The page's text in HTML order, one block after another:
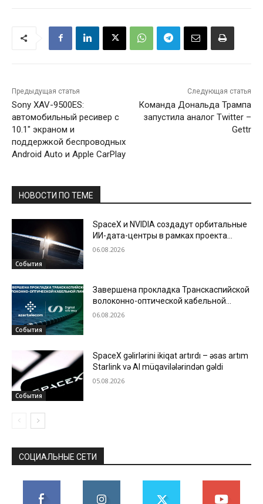
Предыдущая статья
Sony XAV-9500ES:
автомобильный ресивер с
10.1″ экраном и
поддержкой беспроводных
Android Auto и Apple CarPlay
Следующая статья
Команда Дональда Трампа
запустила аналог Twitter –
Gettr
НОВОСТИ ПО ТЕМЕ
События
SpaceX и NVIDIA создадут орбитальные
ИИ-дата-центры в рамках проекта
Starmind
06.08.2026
События
Завершена прокладка Транскаспийской
волоконно-оптической кабельной
линии по дну Каспийского моря
06.08.2026
События
SpaceX gəlirlərini ikiqat artırdı – əsas artım
Starlink və AI müqavilələrindən gəldi
05.08.2026
СОЦИАЛЬНЫЕ СЕТИ